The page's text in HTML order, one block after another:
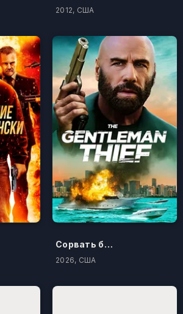
2012, США
Сорвать банк 3: Вор-джентльмен
2026, США